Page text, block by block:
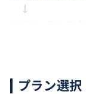
↓
※ご飲食代は現
産】
プラン選択